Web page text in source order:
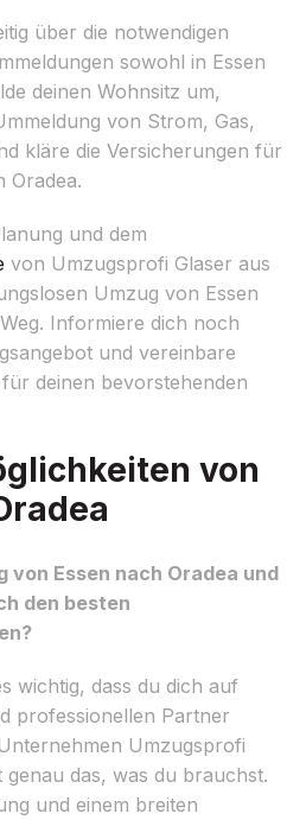
über die notwendigen
sowohl in Essen
deinen Wohnsitz um,
von Strom, Gas,
kläre die Versicherungen für
Oradea.
und dem
von Umzugsprofi Glaser aus
Umzug von Essen
Informiere dich noch
und vereinbare
deinen bevorstehenden
von
von Essen nach Oradea und
den besten
wichtig, dass du dich auf
professionellen Partner
Umzugsprofi
genau das, was du brauchst.
und einem breiten